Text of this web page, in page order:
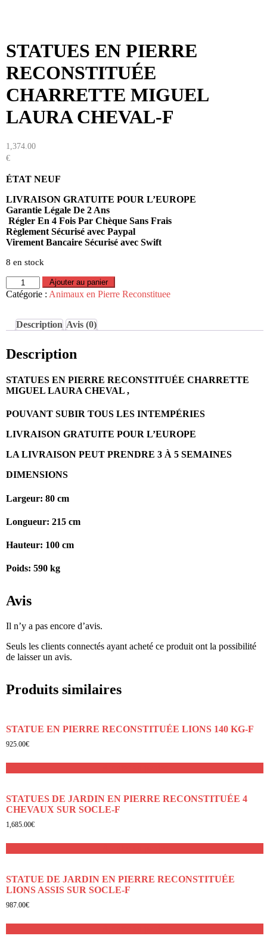
STATUES EN PIERRE
RECONSTITUÉE
CHARRETTE MIGUEL
LAURA CHEVAL-F
1,374.00
€
ÉTAT NEUF
LIVRAISON GRATUITE POUR L’EUROPE
Garantie Légale De 2 Ans
Régler En 4 Fois Par Chèque Sans Frais
Règlement Sécurisé avec Paypal
Virement Bancaire Sécurisé avec Swift
8 en stock
quantité
de
STATUES
PIERRE
MIGUEL
CHEVAL-
F
Ajouter au panier
Catégorie : Animaux en Pierre Reconstituee
Description Avis (0)
Description
STATUES EN PIERRE RECONSTITUÉE CHARRETTE
MIGUEL LAURA CHEVAL ,
POUVANT SUBIR TOUS LES INTEMPÉRIES
LIVRAISON GRATUITE POUR L’EUROPE
LA LIVRAISON PEUT PRENDRE 3 À 5 SEMAINES
DIMENSIONS
Largeur: 80 cm
Longueur: 215 cm
Hauteur: 100 cm
Poids: 590 kg
Avis
Il n’y a pas encore d’avis.
Seuls les clients connectés ayant acheté ce produit ont la possibilité
de laisser un avis.
Produits similaires
STATUE EN PIERRE RECONSTITUÉE LIONS 140 KG-F
925.00€
STATUES DE JARDIN EN PIERRE RECONSTITUÉE 4
CHEVAUX SUR SOCLE-F
1,685.00€
STATUE DE JARDIN EN PIERRE RECONSTITUÉE
LIONS ASSIS SUR SOCLE-F
987.00€